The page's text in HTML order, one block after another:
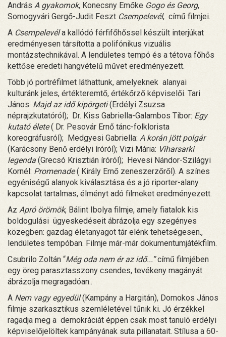
András A gyakornok, Konecsny Emőke Gogo és Georg,
Somogyvári Gergő-Judit Feszt Csempelevél, című filmjei.
A Csempelevéla kallódó férfifőhőssel készült interjúkat
eredményesen társította a polifónikus vizuális
montázstechnikával. A lendületes tempó és a tétova főhős
kettőse eredeti hangvételű művet eredményezett.
Több jó portréfilmet láthattunk, amelyeknek alanyai
kulturánk jeles, értékteremtő, értékőrző képviselői. Tari
János: Majd az idő kipörgeti(Erdélyi Zsuzsa
néprajzkutatóról); Dr. Kiss Gabriella-Galambos Tibor: Egy
kutató élete( Dr. Pesovár Ernő tánc-folklorista
koreográfusról); Medgyesi Gabriella: A korán jött polgár
(Karácsony Benő erdélyi íróról); Vizi Mária: Viharsarki
legenda (Grecsó Krisztián íróról); Hevesi Nándor-Szilágyi
Kornél: Promenade( Király Ernő zeneszerzőről). A színes
egyéniségű alanyok kiválasztása és a jó riporter-alany
kapcsolat tartalmas, élményt adó filmeket eredményezett.
Az Apró örömök, Bálint Ibolya filmje, amely fiatalok kis
boldogulási ügyeskedéseit ábrázolja egy szegényes
közegben: gazdag életanyagot tár elénk tehetségesen.,
lendületes tempóban. Filmje már-már dokumentumjátékfilm.
Csubrilo Zoltán “Még oda nem ér az idő...”című filmjében
egy öreg parasztasszony csendes, tevékeny magányát
ábrázolja megragadóan..
A Nem vagy egyedül(Kampány a Hargitán), Domokos János
filmje szarkasztikus szemléletével tűnik ki. Jó érzékkel
ragadja meg a demokráciát éppen csak most tanuló erdélyi
képviselőjelöltek kampányának suta pillanatait. Stílusa a 60-